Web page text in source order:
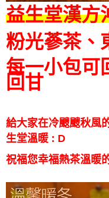
益生堂漢方
粉光蔘茶、
每一小包可
回甘
給大家在冷颼颼秋風
生堂溫暖 : D
祝福您幸福熱茶溫暖